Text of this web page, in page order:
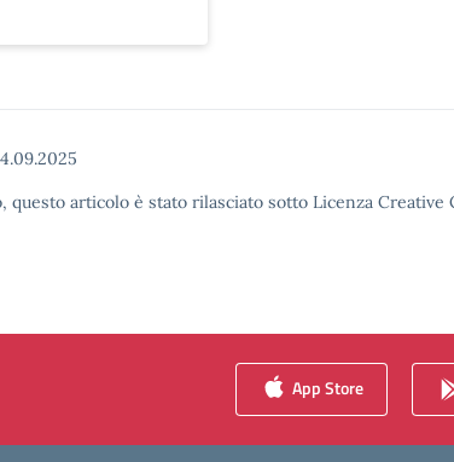
questo articolo è stato rilasciato sotto Licenza
App Store